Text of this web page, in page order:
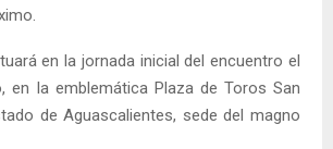
en la jornada inicial del encuentro el
en la emblemática Plaza de Toros San
de Aguascalientes, sede del magno